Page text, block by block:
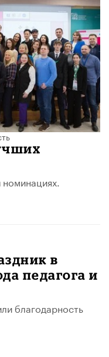
в
педагога и
благодарность